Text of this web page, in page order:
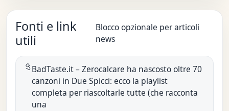
Fonti e link
utili
Blocco opzionale per articoli
news
BadTaste.it – Zerocalcare ha nascosto oltre 70
canzoni in Due Spicci: ecco la playlist
completa per riascoltarle tutte (che racconta
una